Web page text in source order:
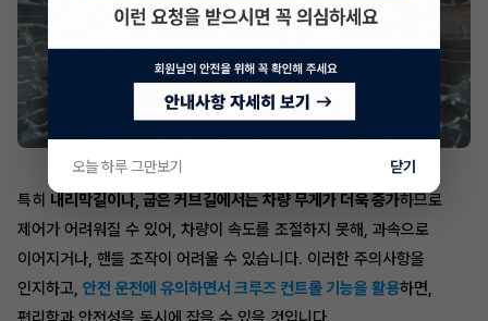
특히 내리막길이나, 굽은 커브길에서는 차량 무게가 더욱 증가하므로
제어가 어려워질 수 있어, 차량이 속도를 조절하지 못해, 과속으로
이어지거나, 핸들 조작이 어려울 수 있습니다. 이러한 주의사항을
인지하고, 안전 운전에 유의하면서 크루즈 컨트롤 기능을 활용하면,
오늘 하루 그만보기 닫기